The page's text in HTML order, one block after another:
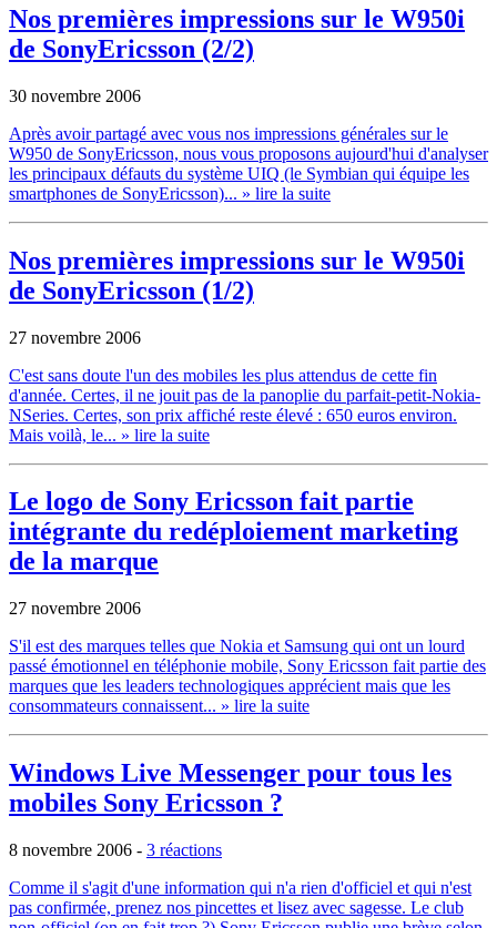
Nos premières impressions sur le W950i
de SonyEricsson (2/2)
30 novembre 2006
Après avoir partagé avec vous nos impressions générales sur le
W950 de SonyEricsson, nous vous proposons aujourd'hui d'analyser
les principaux défauts du système UIQ (le Symbian qui équipe les
smartphones de SonyEricsson)... » lire la suite
Nos premières impressions sur le W950i
de SonyEricsson (1/2)
27 novembre 2006
C'est sans doute l'un des mobiles les plus attendus de cette fin
d'année. Certes, il ne jouit pas de la panoplie du parfait-petit-Nokia-
NSeries. Certes, son prix affiché reste élevé : 650 euros environ.
Mais voilà, le... » lire la suite
Le logo de Sony Ericsson fait partie
intégrante du redéploiement marketing
de la marque
27 novembre 2006
S'il est des marques telles que Nokia et Samsung qui ont un lourd
passé émotionnel en téléphonie mobile, Sony Ericsson fait partie des
marques que les leaders technologiques apprécient mais que les
consommateurs connaissent... » lire la suite
Windows Live Messenger pour tous les
mobiles Sony Ericsson ?
8 novembre 2006 - 3 réactions
Comme il s'agit d'une information qui n'a rien d'officiel et qui n'est
pas confirmée, prenez nos pincettes et lisez avec sagesse. Le club